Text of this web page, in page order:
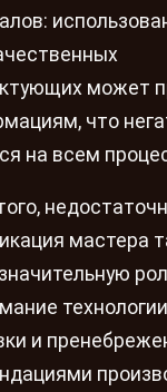
может
что
на всем
мастера
технологии
и